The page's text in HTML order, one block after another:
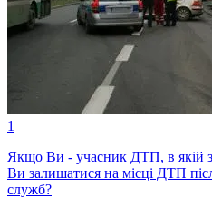
1
Якщо Ви - учасник ДТП, в якій
Ви залишатися на місці ДТП
служб?